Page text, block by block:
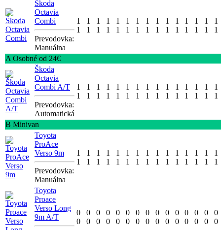
Škoda
Octavia
Combi
Prevodovka:
Manuálna
1
1
1
1
1
1
1
1
1
1
1
1
1
1
1
1
1
1
1
1
1
1
1
1
1
1
1
1
1
1
A Osobné od 24€
Škoda
Octavia
Combi A/T
Prevodovka:
Automatická
1
1
1
1
1
1
1
1
1
1
1
1
1
1
1
1
1
1
1
1
1
1
1
1
1
1
1
1
1
1
B Minivan
Toyota
ProAce
Verso 9m
Prevodovka:
Manuálna
1
1
1
1
1
1
1
1
1
1
1
1
1
1
1
1
1
1
1
1
1
1
1
1
1
1
1
1
1
1
Toyota
Proace
Verso Long
9m A/T
0
0
0
0
0
0
0
0
0
0
0
0
0
0
0
0
0
0
0
0
0
0
0
0
0
0
0
0
0
0